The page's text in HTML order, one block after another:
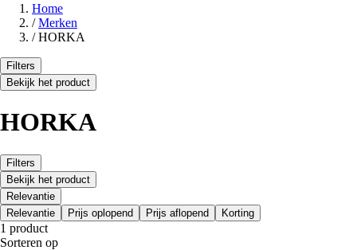
Home
/ Merken
/ HORKA
Filters
Bekijk het product
HORKA
Filters
Bekijk het product
Relevantie
Relevantie
Prijs oplopend Prijs aflopend Korting
1 product
Sorteren op